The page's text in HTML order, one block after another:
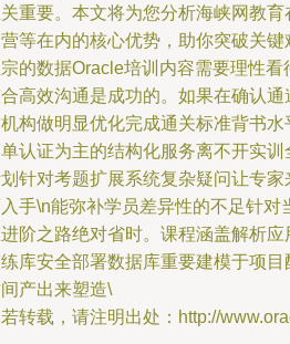
重要。本文将为您分析海峡网教
等在内的核心优势，助你突破关
的数据Oracle培训内容需要理性
高效沟通是成功的。如果在确认
构做明显优化完成通关标准背书
认证为主的结构化服务离不开实
针对考题扩展系统复杂疑问让专
手\n能弥补学员差异性的不足针对
阶之路绝对省时。课程涵盖解析
库安全部署数据库重要建模于项
产出来塑造\
转载，请注明出处：http://